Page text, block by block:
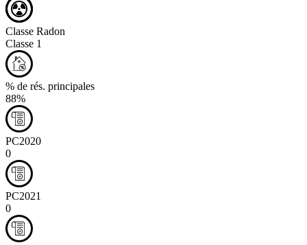
Classe Radon
Classe 1
% de rés. principales
88%
PC2020
0
PC2021
0